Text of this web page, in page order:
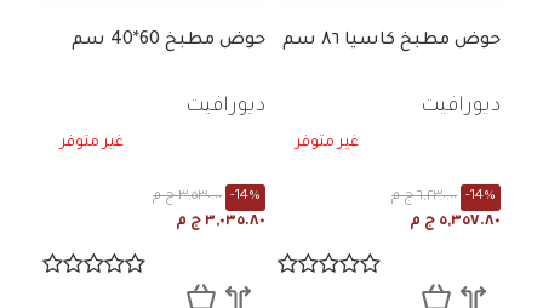
حوض مطبخ كاسيا ۸٦ سم
ديورافيت
غير متوفر
٦,٢٣٠.٠٠ ج م -14%
٥,٣٥٧.٨٠ ج م
حوض مطبخ 60*40 سم
ديورافيت
غير متوفر
٣,٥٣٠.٠٠ ج م -14%
٣,٠٣٥.٨٠ ج م